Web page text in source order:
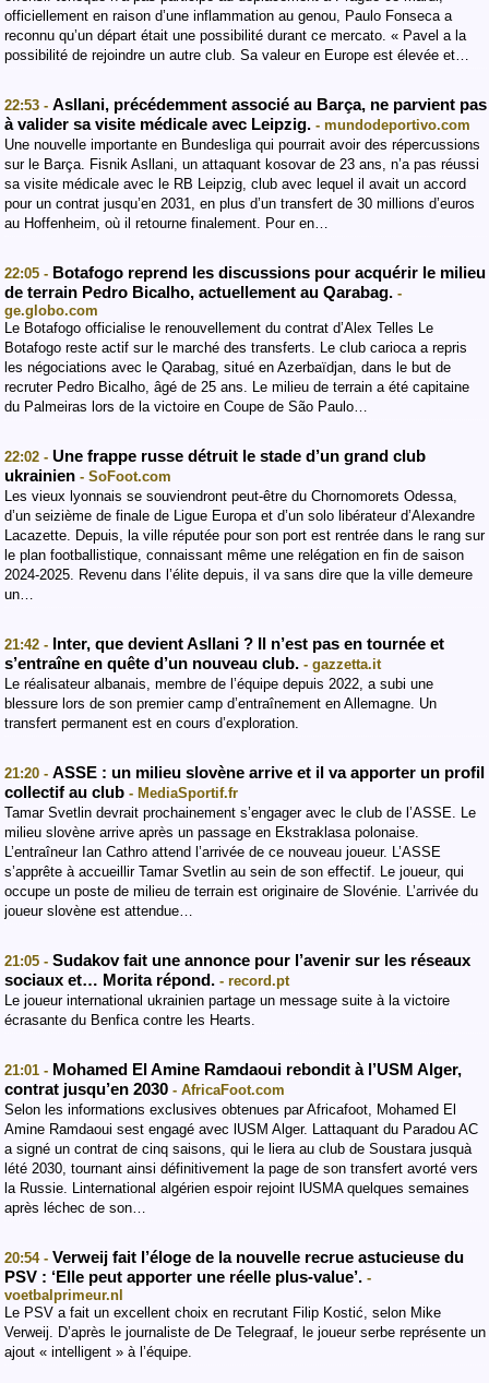
officiellement en raison d’une inflammation au genou, Paulo Fonseca a
reconnu qu’un départ était une possibilité durant ce mercato. « Pavel a la
possibilité de rejoindre un autre club. Sa valeur en Europe est élevée et…
22:53 - Asllani, précédemment associé au Barça, ne parvient pas
à valider sa visite médicale avec Leipzig. - mundodeportivo.com
Une nouvelle importante en Bundesliga qui pourrait avoir des répercussions
sur le Barça. Fisnik Asllani, un attaquant kosovar de 23 ans, n’a pas réussi
sa visite médicale avec le RB Leipzig, club avec lequel il avait un accord
pour un contrat jusqu’en 2031, en plus d’un transfert de 30 millions d’euros
au Hoffenheim, où il retourne finalement. Pour en…
22:05 - Botafogo reprend les discussions pour acquérir le milieu
de terrain Pedro Bicalho, actuellement au Qarabag. -
ge.globo.com
Le Botafogo officialise le renouvellement du contrat d’Alex Telles Le
Botafogo reste actif sur le marché des transferts. Le club carioca a repris
les négociations avec le Qarabag, situé en Azerbaïdjan, dans le but de
recruter Pedro Bicalho, âgé de 25 ans. Le milieu de terrain a été capitaine
du Palmeiras lors de la victoire en Coupe de São Paulo…
22:02 - Une frappe russe détruit le stade d’un grand club
ukrainien - SoFoot.com
Les vieux lyonnais se souviendront peut-être du Chornomorets Odessa,
d’un seizième de finale de Ligue Europa et d’un solo libérateur d’Alexandre
Lacazette. Depuis, la ville réputée pour son port est rentrée dans le rang sur
le plan footballistique, connaissant même une relégation en fin de saison
2024-2025. Revenu dans l’élite depuis, il va sans dire que la ville demeure
un…
21:42 - Inter, que devient Asllani ? Il n’est pas en tournée et
s’entraîne en quête d’un nouveau club. - gazzetta.it
Le réalisateur albanais, membre de l’équipe depuis 2022, a subi une
blessure lors de son premier camp d’entraînement en Allemagne. Un
transfert permanent est en cours d’exploration.
21:20 - ASSE : un milieu slovène arrive et il va apporter un profil
collectif au club - MediaSportif.fr
Tamar Svetlin devrait prochainement s’engager avec le club de l’ASSE. Le
milieu slovène arrive après un passage en Ekstraklasa polonaise.
L’entraîneur Ian Cathro attend l’arrivée de ce nouveau joueur. L’ASSE
s’apprête à accueillir Tamar Svetlin au sein de son effectif. Le joueur, qui
occupe un poste de milieu de terrain est originaire de Slovénie. L’arrivée du
joueur slovène est attendue…
21:05 - Sudakov fait une annonce pour l’avenir sur les réseaux
sociaux et… Morita répond. - record.pt
Le joueur international ukrainien partage un message suite à la victoire
écrasante du Benfica contre les Hearts.
21:01 - Mohamed El Amine Ramdaoui rebondit à l’USM Alger,
contrat jusqu’en 2030 - AfricaFoot.com
Selon les informations exclusives obtenues par Africafoot, Mohamed El
Amine Ramdaoui sest engagé avec lUSM Alger. Lattaquant du Paradou AC
a signé un contrat de cinq saisons, qui le liera au club de Soustara jusquà
lété 2030, tournant ainsi définitivement la page de son transfert avorté vers
la Russie. Linternational algérien espoir rejoint lUSMA quelques semaines
après léchec de son…
20:54 - Verweij fait l’éloge de la nouvelle recrue astucieuse du
PSV : ‘Elle peut apporter une réelle plus-value’. -
voetbalprimeur.nl
Le PSV a fait un excellent choix en recrutant Filip Kostić, selon Mike
Verweij. D’après le journaliste de De Telegraaf, le joueur serbe représente un
ajout « intelligent » à l’équipe.